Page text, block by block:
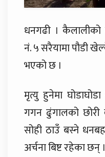
धनगढी । कैलालीको
नं. ५ सरैयामा पौडी
भएको छ ।
मृत्यु हुनेमा
गगन ढुंगालको छोरी
सोही ठाउँ बस्ने
अर्चना बिष्ट रहेका छन् ।